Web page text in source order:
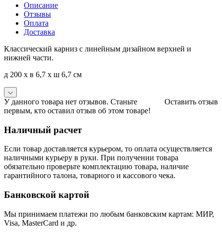
Описание
Отзывы
Оплата
Доставка
Классический карниз с линейным дизайном верхней и
нижней части.
д 200 x в 6,7 x ш 6,7 см
Оставить отзыв
У данного товара нет отзывов. Станьте
первым, кто оставил отзыв об этом товаре!
Наличный расчет
Если товар доставляется курьером, то оплата осуществляется
наличными курьеру в руки. При получении товара
обязательно проверьте комплектацию товара, наличие
гарантийного талона, товарного и кассового чека.
Банковской картой
Мы принимаем платежи по любым банковским картам: МИР,
Visa, MasterCard и др.